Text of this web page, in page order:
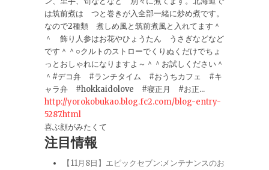
は筑前煮は つと巻きが入全部一緒に炒め煮です。
なので2種類 煮しめ風と筑前煮風と入れてます＾
＾ 飾り人参はお花やひょうたん うさぎなどなど
です＾＾○クルトのストローでくりぬくだけでちょ
っとおしゃれになりますよ～＾＾お試しください＾
＾#デコ弁 #ランチタイム #おうちカフェ #キ
ャラ弁 #hokkaidolove #寝正月 #お正...
http://yorokobukao.blog.fc2.com/blog-entry-
5287.html
喜ぶ顔がみたくて
注目情報
【11月8日】エピックセブン:メンテナンスのお